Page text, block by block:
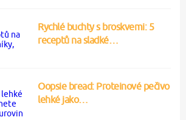
Rychlé buchty s broskvemi: 5
receptů na sladké…
Oopsie bread: Proteinové pečivo
lehké jako…